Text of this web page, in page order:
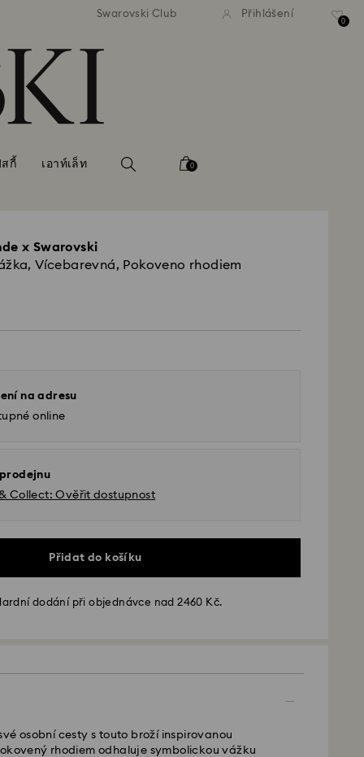
standardní dodání při
nad 2 460 Kč
Bezplatné standardní
objednávce nad 2 460
Swarovski Club Přihlášení
0
สกี้ เอาท์เล็ท 0
x Swarovski
Vícebarevná, Pokoveno rhodiem
na adresu
online
Collect: Ověřit dostupnost
Přidat do košíku
dodání při objednávce nad 2460 Kč.
osobní cesty s touto broží inspirovanou
rhodiem odhaluje symbolickou vážku
od pondělí do pátku do 10:00 SEČ budou
2 pracovní dny po zpracování a odeslání
na dopravu: CZK 180